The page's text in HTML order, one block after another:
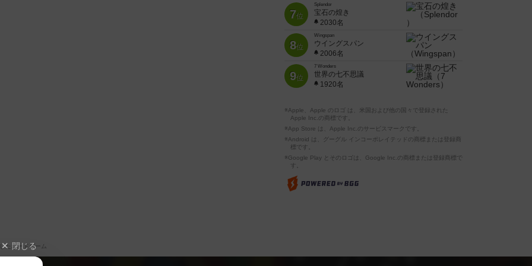
7位
Splendor
宝石の煌き
2030名
8位
Wingspan
ウイングスパン
2006名
9位
7 Wonders
世界の七不思議
1920名
※Apple、Apple のロゴ は、米国および他の国々で登録された
Apple Inc.の商標です。
※App Store は、Apple Inc.のサービスマークです。
※Android は、グーグル インコーポレイテッドの商標または登録商
標です。
※Google Play とそのロゴは、Google Inc.の商標または登録商標で
す。
たボードゲーム
閉じる